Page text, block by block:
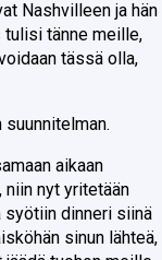
Nashvilleen ja hän
tulisi tänne meille,
tässä olla,
aikaan
niin nyt yritetään
syötiin dinneri siinä
sinun lähteä,